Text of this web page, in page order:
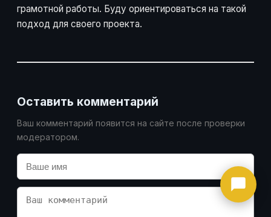
грамотной работы. Буду ориентироваться на такой
подход для своего проекта.
Оставить комментарий
Ваш комментарий появится на сайте после проверки
модератором.
Онлайн-консультант